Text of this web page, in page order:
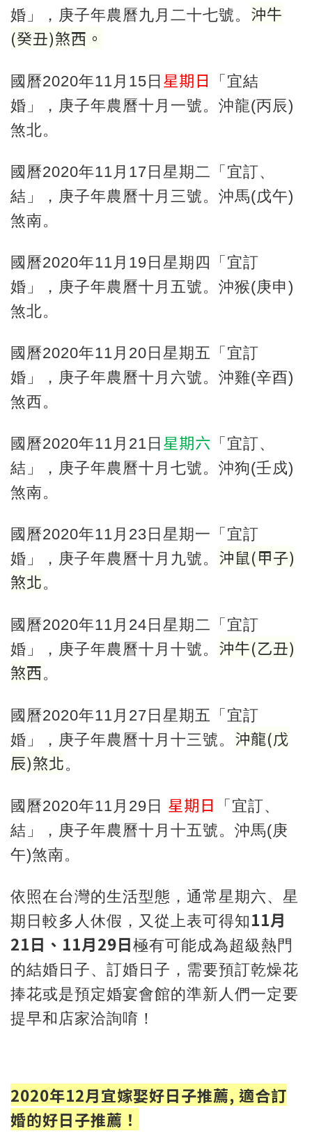
婚」，庚子年農曆九月二十七號。 沖牛
(癸丑)煞西。
國曆2020年11月15日 星期日
「宜結
婚」，庚子年農曆十月一號。沖龍(丙辰)
煞北。
國曆2020年11月17日星期二「宜訂、
結」，庚子年農曆十月三號。沖馬(戊午)
煞南。
國曆2020年11月19日星期四「宜訂
婚」，庚子年農曆十月五號。沖猴(庚申)
煞北。
國曆2020年11月20日星期五「宜訂
婚」，庚子年農曆十月六號。沖雞(辛酉)
煞西。
國曆2020年11月21日 星期六 「宜訂、
結」，庚子年農曆十月七號。沖狗(壬戍)
煞南。
國曆2020年11月23日星期一「宜訂
婚」，庚子年農曆十月九號。 沖鼠(甲子)
煞北。
國曆2020年11月24日星期二「宜訂
婚」，庚子年農曆十月十號。 沖牛(乙丑)
煞西。
國曆2020年11月27日星期五「宜訂
婚」，庚子年農曆十月十三號。 沖龍(戊
辰)煞北。
國曆2020年11月29日 星期日
「宜訂、
結」，庚子年農曆十月十五號。沖馬(庚
午)煞南。
依照在台灣的生活型態，通常星期六、星
期日較多人休假，又從上表可得知 11月
21日、11月29日極有可能成為超級熱門
的結婚日子、訂婚日子，需要預訂乾燥花
捧花或是預定婚宴會館的準新人們一定要
提早和店家洽詢唷！
2020年12月宜嫁娶好日子推薦, 適合訂
婚的好日子推薦！